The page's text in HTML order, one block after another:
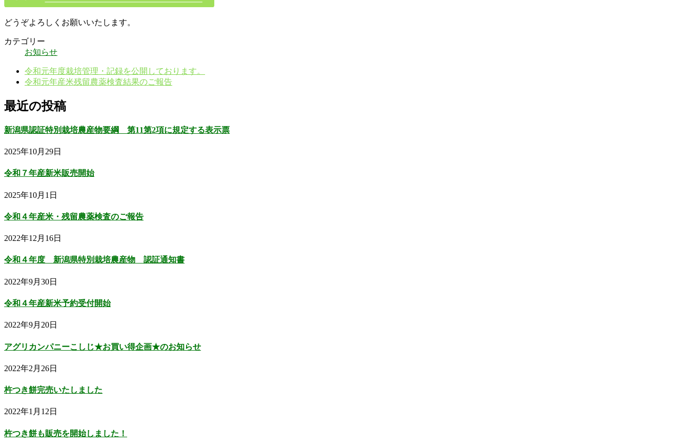
どうぞよろしくお願いいたします。
カテゴリー
お知らせ
令和元年度栽培管理・記録を公開しております。
令和元年産米残留農薬検査結果のご報告
最近の投稿
新潟県認証特別栽培農産物要綱 第11第2項に規定する表示票
2025年10月29日
令和７年産新米販売開始
2025年10月1日
令和４年産米・残留農薬検査のご報告
2022年12月16日
令和４年度 新潟県特別栽培農産物 認証通知書
2022年9月30日
令和４年産新米予約受付開始
2022年9月20日
アグリカンパニーこしじ★お買い得企画★のお知らせ
2022年2月26日
杵つき餅完売いたしました
2022年1月12日
杵つき餅も販売を開始しました！